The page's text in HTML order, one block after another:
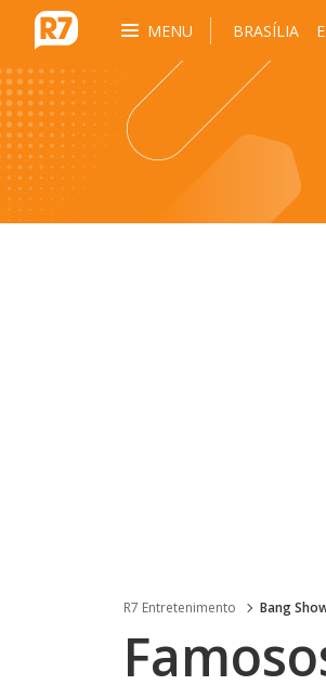
MENU BRASÍLIA
R7 Entretenimento Bang